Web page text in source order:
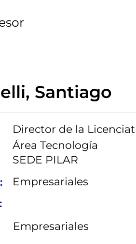
Santiago
Director de la
Área Tecnología
SEDE PILAR
Empresariales
Empresariales